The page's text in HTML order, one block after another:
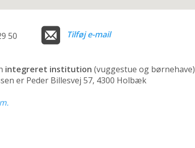
50 Tilføj e-mail
integreret institution (vuggestue og børnehave)
er Peder Billesvej 57, 4300 Holbæk